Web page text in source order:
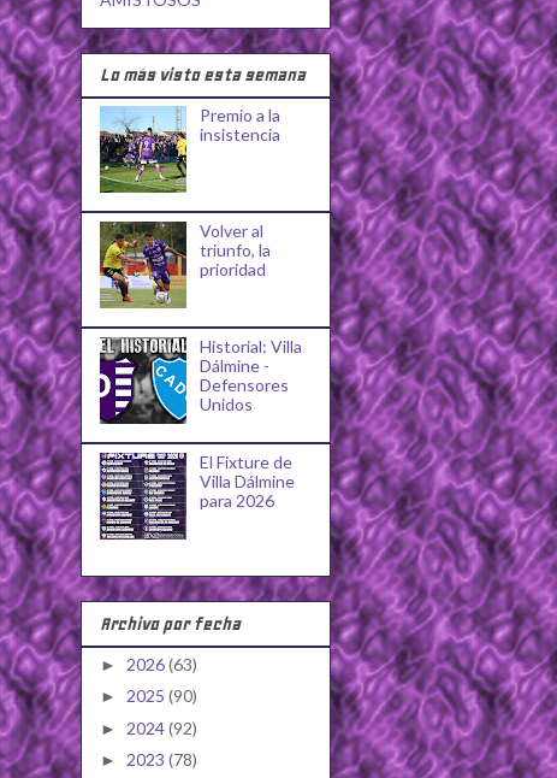
Lo más visto esta semana
Premio a la
insistencia
Volver al
triunfo, la
prioridad
Historial: Villa
Dálmine -
Defensores
Unidos
El Fixture de
Villa Dálmine
para 2026
Archivo por fecha
► 2026(63)
► 2025 (90)
► 2024(92)
► 2023 (78)